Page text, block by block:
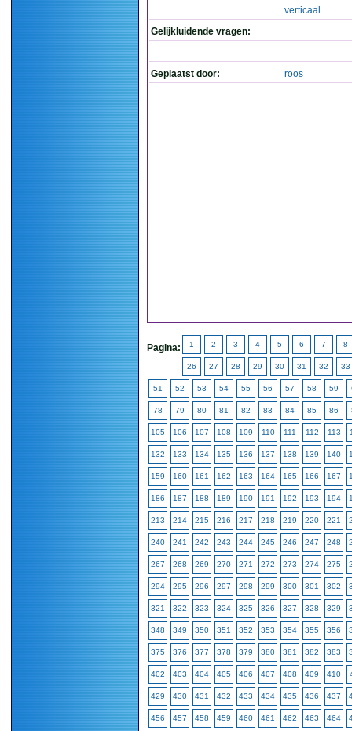
verticaal
Gelijkluidende vragen:
Geplaatst door: roos
Pagina: 1 2 3 4 5 6 7 8
26 27 28 29 30 31 32 33
51 52 53 54 55 56 57 58 59
78 79 80 81 82 83 84 85 86
105 106 107 108 109 110 111 112 113
132 133 134 135 136 137 138 139 140
159 160 161 162 163 164 165 166 167
186 187 188 189 190 191 192 193 194
213 214 215 216 217 218 219 220 221
240 241 242 243 244 245 246 247 248
267 268 269 270 271 272 273 274 275
294 295 296 297 298 299 300 301 302
321 322 323 324 325 326 327 328 329
348 349 350 351 352 353 354 355 356
375 376 377 378 379 380 381 382 383
402 403 404 405 406 407 408 409 410
429 430 431 432 433 434 435 436 437
456 457 458 459 460 461 462 463 464